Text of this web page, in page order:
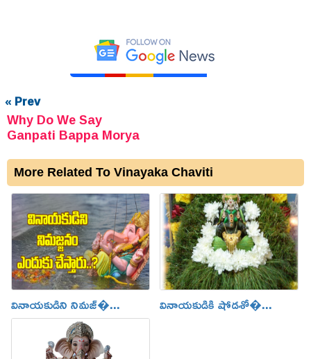
« Prev
Why Do We Say
Ganpati Bappa Morya
More Related To Vinayaka Chaviti
వినాయకుడిని నిమజ్�... వినాయకుడికి షోడశో�...